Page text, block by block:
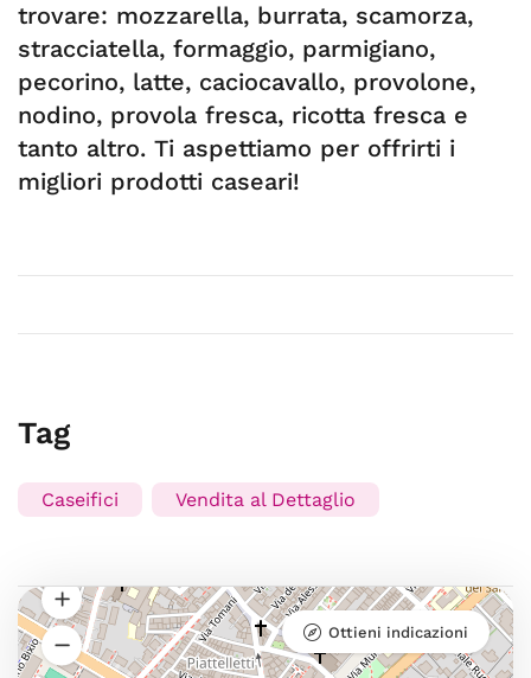
trovare: mozzarella, burrata, scamorza,
stracciatella, formaggio, parmigiano,
pecorino, latte, caciocavallo, provolone,
nodino, provola fresca, ricotta fresca e
tanto altro. Ti aspettiamo per offrirti i
migliori prodotti caseari!
Tag
Caseifici Vendita al Dettaglio
Ottieni indicazioni